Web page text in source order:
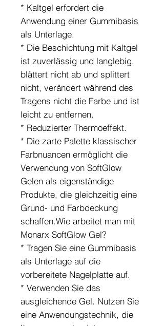
* Kaltgel erfordert die
Anwendung einer Gummibasis
als Unterlage.
* Die Beschichtung mit Kaltgel
ist zuverlässig und langlebig,
blättert nicht ab und splittert
nicht, verändert während des
Tragens nicht die Farbe und ist
leicht zu entfernen.
* Reduzierter Thermoeffekt.
* Die zarte Palette klassischer
Farbnuancen ermöglicht die
Verwendung von SoftGlow
Gelen als eigenständige
Produkte, die gleichzeitig eine
Grund- und Farbdeckung
schaffen.Wie arbeitet man mit
Monarx SoftGlow Gel?
* Tragen Sie eine Gummibasis
als Unterlage auf die
vorbereitete Nagelplatte auf.
* Verwenden Sie das
ausgleichende Gel. Nutzen Sie
eine Anwendungstechnik, die